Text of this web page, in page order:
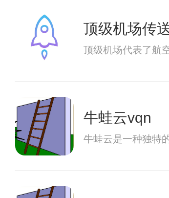
顶级机场传
顶级机场代表了航
牛蛙云vqn
牛蛙云是一种独特